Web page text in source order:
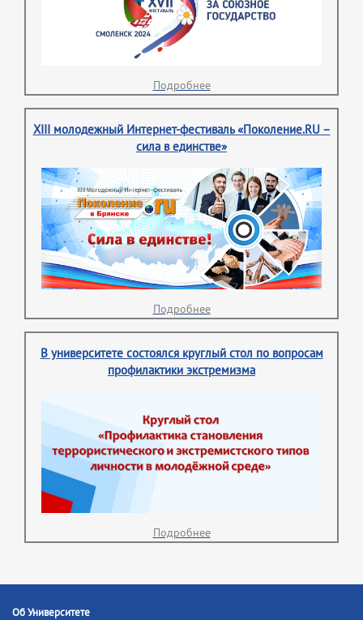
Подробнее
XIII молодежный Интернет-фестиваль «Поколение.RU –
сила в единстве»
Подробнее
В университете состоялся круглый стол по вопросам
профилактики экстремизма
Подробнее
Об Университете